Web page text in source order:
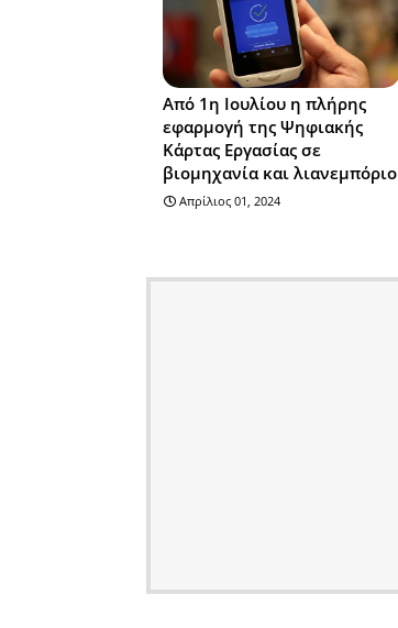
Από 1η Ιουλίου η πλήρης
εφαρμογή της Ψηφιακής
Κάρτας Εργασίας σε
βιομηχανία και λιανεμπόριο
Απρίλιος 01, 2024